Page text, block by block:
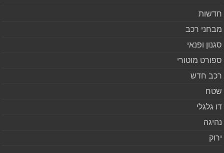
רכב
ופנאי
מוטורי
חדש
גלגלי